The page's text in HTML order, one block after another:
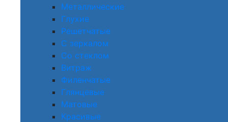
Металлические
Глухие
Решетчатые
С зеркалом
Со стеклом
Витраж
Филенчатые
Глянцевые
Матовые
Красивые